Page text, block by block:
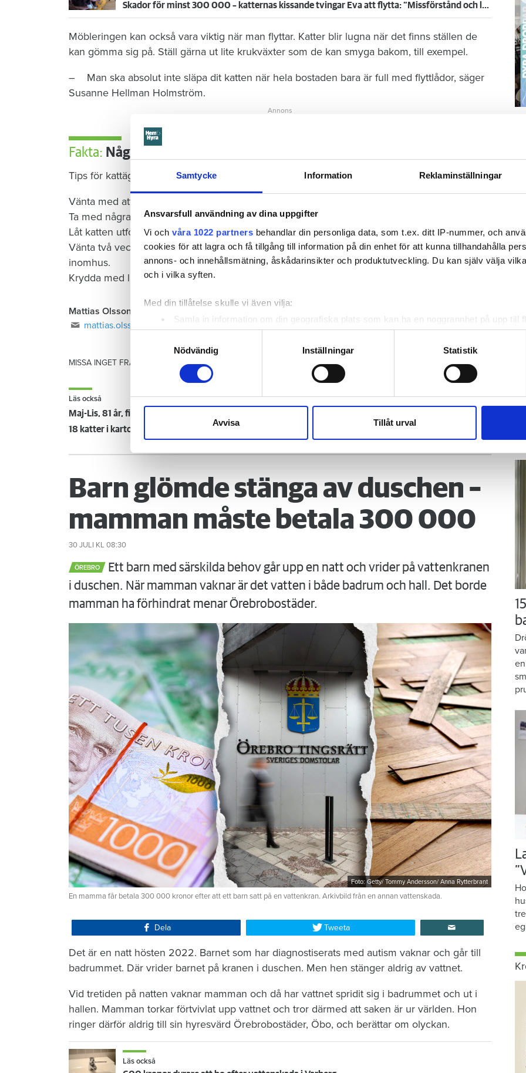
Samtycke Information Reklaminställningar
Ansvarsfull användning av dina uppgifter
Vi och våra 1022 partners behandlar din personliga data, som t.ex. ditt IP-nummer, och
cookies för att lagra och få tillgång till information på din enhet för att kunna tillhandahålla
annons- och innehållsmätning, åskådarinsikter och produktutveckling. Du kan själv välja
och i vilka syften.
Med din tillåtelse skulle vi även vilja:
Samla in information om din geografiska plats som kan ha en noggrannhet på upp till
Identifiera din enhet genom att aktivt skanna den för specifika kännetecken
Ta reda på mer om hur dina personliga uppgifter behandlas och ställ in dina preferenser i
eller dra tillbaka ditt samtycke när som helst från cookie-förklaringen.
sociala medier och analysera vår trafik. Vi vidarebefordrar även sådana identifierare och
till de sociala medier och annons- och analysföretag som vi samarbetar med. Dessa kan i
Nödvändig
Inställningar Statistik
Avvisa Tillåt urval
Skador för minst 300 000 – katternas kissande tvingar Eva att flytta: ”Missförstånd och lögner”
Möbleringen kan också vara viktig när man flyttar. Katter blir lugna när det finns ställen de
kan gömma sig på. Ställ gärna ut lite krukväxter som de kan smyga bakom, till exempel.
– Man ska absolut inte släpa dit katten när hela bostaden bara är full med flyttlådor, säger
Susanne Hellman Holmström.
Fakta: Några bra tips
Tips för kattägare inför flytten:
Vänta med att flytta katten tills det nya hemmet är möblerat
Ta med några gamla saker som trygghet och spraya med syntetiska feromoner.
Låt katten utforska bostaden i egen takt med transportburen som utgångspunkt.
Vänta två veckor innan katten får gå ut så den hinner avsätta sina ansiktsmarkeringar
inomhus.
Krydda med lite extra kel, godis och omtanke!
Mattias Olsson
mattias.olsson@hemhyra.se
MISSA INGET FRÅN HEM & HYRA.Tryck här för att följa oss på Facebook.
Läs också
Maj-Lis, 81 år, fick bara halva bohaget flyttat – och tvingades betala 7 800 kronor extra
18 katter i kartonger i en trappuppgång – så hamnade de här
Barn glömde stänga av duschen –
mamman måste betala 300 000
30 JULI KL 08:30
ÖREBRO
Ett barn med särskilda behov går upp en natt och vrider på vattenkranen
i duschen. När mamman vaknar är det vatten i både badrum och hall. Det borde
mamman ha förhindrat menar Örebrobostäder.
Foto: Getty/ Tommy Andersson/ Anna Rytterbrant
En mamma får betala 300 000 kronor efter att ett barn satt på en vattenkran. Arkivbild från en annan vattenskada.
Dela Tweeta
Det är en natt hösten 2022. Barnet som har diagnostiserats med autism vaknar och går till
badrummet. Där vrider barnet på kranen i duschen. Men hen stänger aldrig av vattnet.
Vid tretiden på natten vaknar mamman och då har vattnet spridit sig i badrummet och ut i
hallen. Mamman torkar förtvivlat upp vattnet och tror därmed att saken är ur världen. Hon
ringer därför aldrig till sin hyresvärd Örebrobostäder, Öbo, och berättar om olyckan.
Läs också